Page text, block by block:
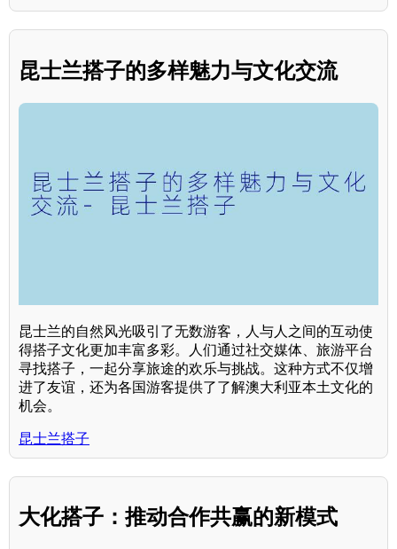
昆士兰搭子的多样魅力与文化交流
昆士兰的自然风光吸引了无数游客，人与人之间的互动使
得搭子文化更加丰富多彩。人们通过社交媒体、旅游平台
寻找搭子，一起分享旅途的欢乐与挑战。这种方式不仅增
进了友谊，还为各国游客提供了了解澳大利亚本土文化的
机会。
昆士兰搭子
大化搭子：推动合作共赢的新模式